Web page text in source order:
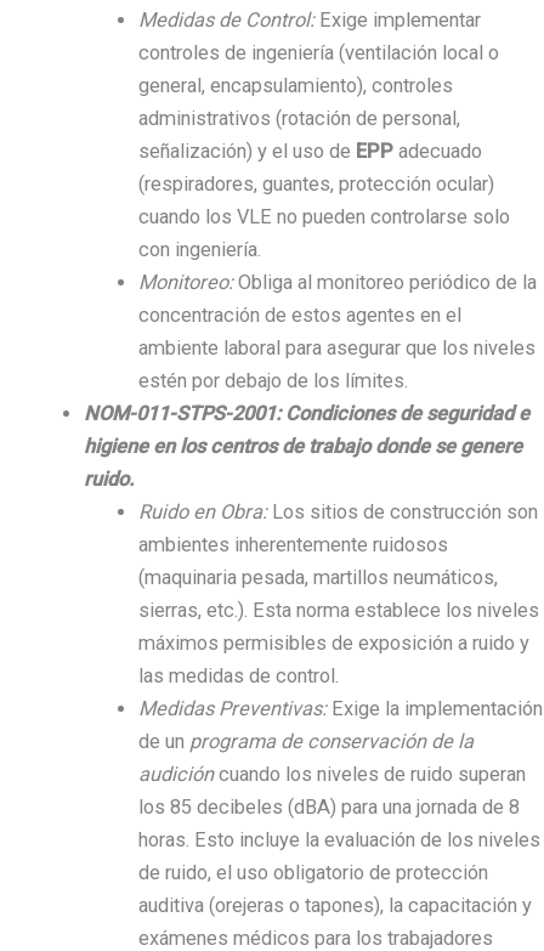
Medidas de Control:Exige implementar
controles de ingeniería (ventilación local o
general, encapsulamiento), controles
administrativos (rotación de personal,
señalización) y el uso de EPPadecuado
(respiradores, guantes, protección ocular)
cuando los VLE no pueden controlarse solo
con ingeniería.
Monitoreo:Obliga al monitoreo periódico de la
concentración de estos agentes en el
ambiente laboral para asegurar que los niveles
estén por debajo de los límites.
NOM-011-STPS-2001: Condiciones de seguridad e
higiene en los centros de trabajo donde se genere
ruido.
Ruido en Obra:Los sitios de construcción son
ambientes inherentemente ruidosos
(maquinaria pesada, martillos neumáticos,
sierras, etc.). Esta norma establece los niveles
máximos permisibles de exposición a ruido y
las medidas de control.
Medidas Preventivas:Exige la implementación
de un programa de conservación de la
audicióncuando los niveles de ruido superan
los 85 decibeles (dBA) para una jornada de 8
horas. Esto incluye la evaluación de los niveles
de ruido, el uso obligatorio de protección
auditiva (orejeras o tapones), la capacitación y
exámenes médicos para los trabajadores